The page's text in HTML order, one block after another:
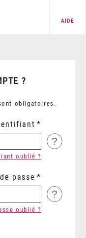
AIDE
?
obligatoires.
?
oublié ?
passe
?
oublié ?